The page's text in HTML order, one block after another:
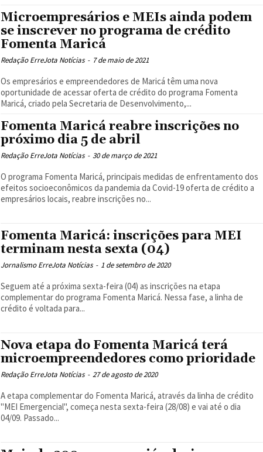
Microempresários e MEIs ainda podem
se inscrever no programa de crédito
Fomenta Maricá
Redação ErreJota Notícias - 7 de maio de 2021
Os empresários e empreendedores de Maricá têm uma nova
oportunidade de acessar oferta de crédito do programa Fomenta
Maricá, criado pela Secretaria de Desenvolvimento,...
Fomenta Maricá reabre inscrições no
próximo dia 5 de abril
Redação ErreJota Notícias - 30 de março de 2021
O programa Fomenta Maricá, principais medidas de enfrentamento dos
efeitos socioeconômicos da pandemia da Covid-19 oferta de crédito a
empresários locais, reabre inscrições no...
Fomenta Maricá: inscrições para MEI
terminam nesta sexta (04)
Jornalismo ErreJota Notícias - 1 de setembro de 2020
Seguem até a próxima sexta-feira (04) as inscrições na etapa
complementar do programa Fomenta Maricá. Nessa fase, a linha de
crédito é voltada para...
Nova etapa do Fomenta Maricá terá
microempreendedores como prioridade
Redação ErreJota Notícias - 27 de agosto de 2020
A etapa complementar do Fomenta Maricá, através da linha de crédito
"MEI Emergencial", começa nesta sexta-feira (28/08) e vai até o dia
04/09. Passado...